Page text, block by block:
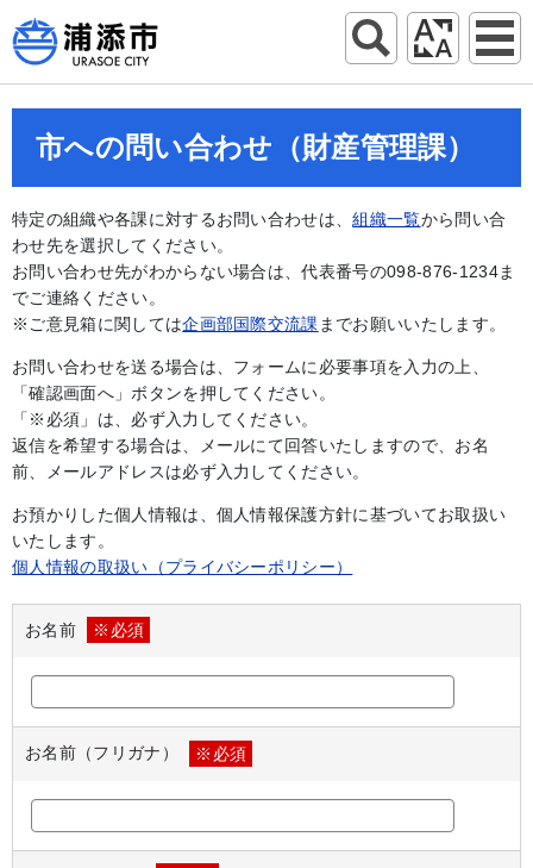
市への問い合わせ（財産管理課）
特定の組織や各課に対するお問い合わせは、組織一覧から問い合
わせ先を選択してください。
お問い合わせ先がわからない場合は、代表番号の098-876-1234ま
でご連絡ください。
※ご意見箱に関しては企画部国際交流課 までお願いいたします。
お問い合わせを送る場合は、フォームに必要事項を入力の上、
「確認画面へ」ボタンを押してください。
「※必須」は、必ず入力してください。
返信を希望する場合は、メールにて回答いたしますので、お名
前、メールアドレスは必ず入力してください。
お預かりした個人情報は、個人情報保護方針に基づいてお取扱い
いたします。
個人情報の取扱い（プライバシーポリシー）
お名前 ※必須
お名前（フリガナ） ※必須